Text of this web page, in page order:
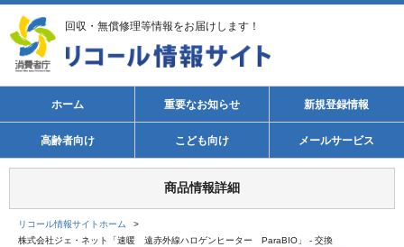
回収・無償修理等情報をお届けします！
ホーム 重要なお知らせ 新規登録情報
高齢者向け こども向け メールサービス
商品情報詳細
リコール情報サイトホーム
>
株式会社ジェ・ネット「速暖 遠赤外線ハロゲンヒーター ParaBIO」 - 交換